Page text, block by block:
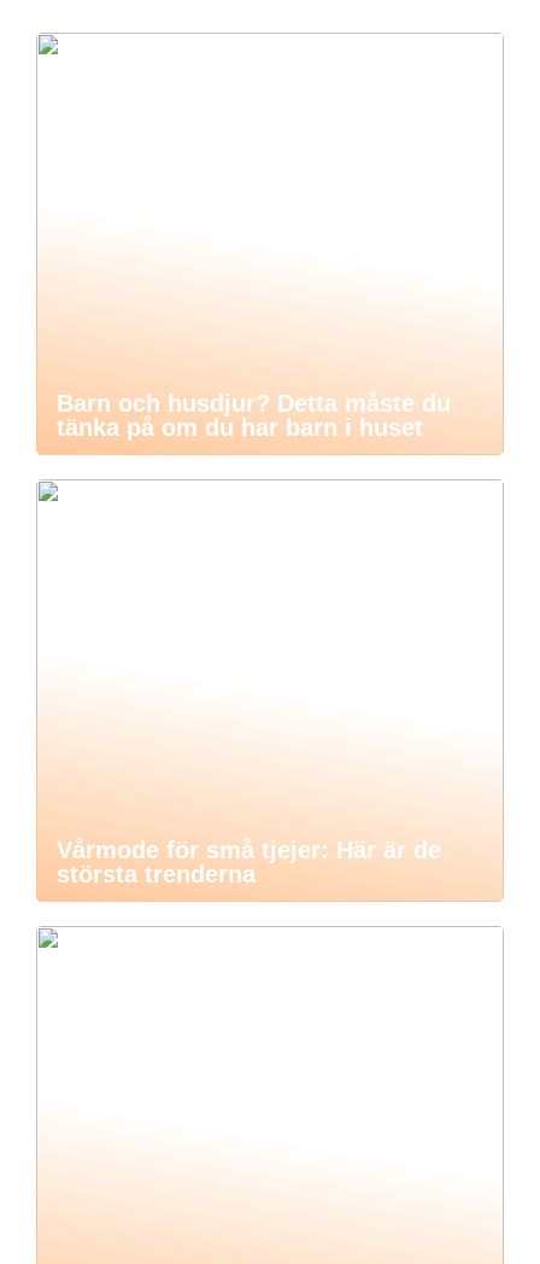
Barn och husdjur? Detta måste du
tänka på om du har barn i huset
Vårmode för små tjejer: Här är de
största trenderna